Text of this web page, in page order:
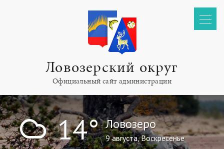
Ловозерский округ
Официальный сайт администрации
! 14° Ловозеро
9 августа, Воскресенье